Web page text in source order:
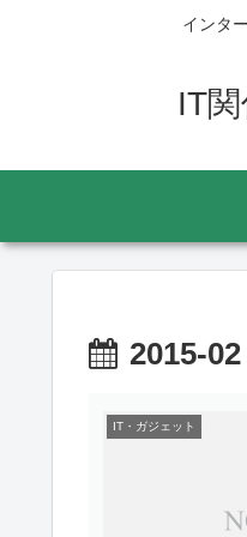
インタ
IT
2015-02
IT・ガジェット